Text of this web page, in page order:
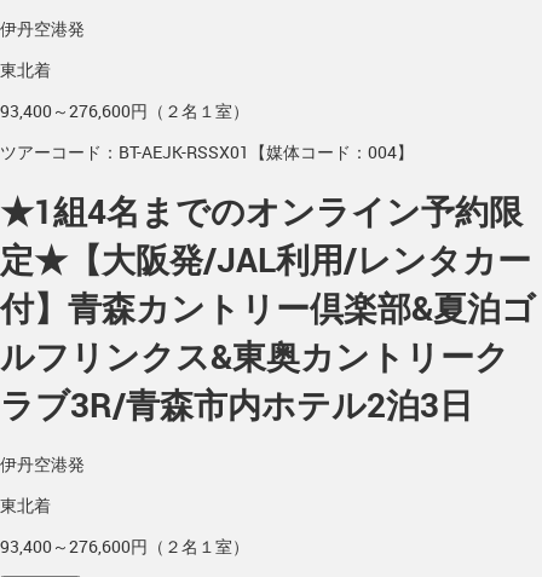
伊丹空港発
東北着
93,400～276,600円（２名１室）
ツアーコード：BT-AEJK-RSSX01【媒体コード：004】
★1組4名までのオンライン予約限
定★【大阪発/JAL利用/レンタカー
付】青森カントリー倶楽部&夏泊ゴ
ルフリンクス&東奥カントリーク
ラブ3R/青森市内ホテル2泊3日
伊丹空港発
東北着
93,400～276,600円（２名１室）